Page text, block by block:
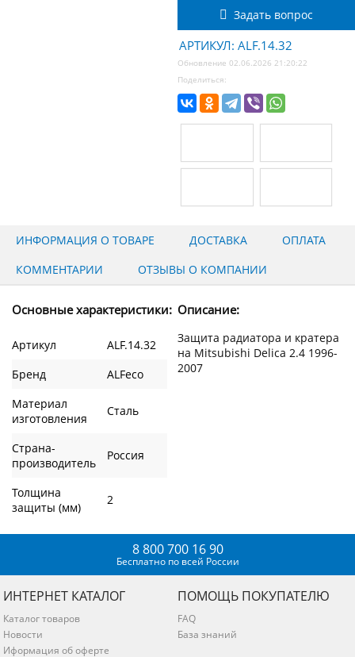
Задать вопрос
АРТИКУЛ: ALF.14.32
Обновление 02.06.2026 21:20:22
Поделиться:
ИНФОРМАЦИЯ О ТОВАРЕ ДОСТАВКА
ОПЛАТА
КОММЕНТАРИИ
ОТЗЫВЫ О КОМПАНИИ
Основные характеристики:
Артикул
ALF.14.32
Бренд
ALFeco
Материал
изготовления
Сталь
Страна-
производитель
Россия
Толщина
защиты (мм)
2
Описание:
Защита радиатора и кратера
на Mitsubishi Delica 2.4 1996-
2007
8 800 700 16 90
Бесплатно по всей России
ИНТЕРНЕТ КАТАЛОГ
Каталог товаров
Новости
Иформация об оферте
ПОМОЩЬ ПОКУПАТЕЛЮ
FAQ
База знаний